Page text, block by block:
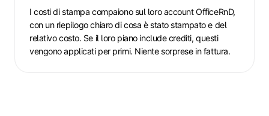
I costi di stampa compaiono sul loro account OfficeRnD,
con un riepilogo chiaro di cosa è stato stampato e del
relativo costo. Se il loro piano include crediti, questi
vengono applicati per primi. Niente sorprese in fattura.